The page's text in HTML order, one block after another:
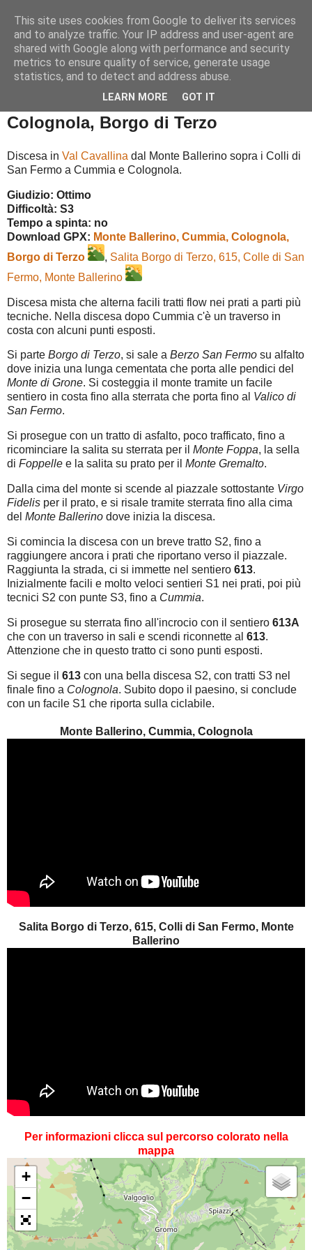
Monte Ballerino, Cummia,
Colognola, Borgo di Terzo
Discesa in Val Cavallina dal Monte Ballerino sopra i Colli di
San Fermo a Cummia e Colognola.
Giudizio: Ottimo
Difficoltà: S3
Tempo a spinta: no
Download GPX: Monte Ballerino, Cummia, Colognola,
Borgo di Terzo
, Salita Borgo di Terzo, 615, Colle di San
Fermo, Monte Ballerino
Discesa mista che alterna facili tratti flow nei prati a parti più
tecniche. Nella discesa dopo Cummia c'è un traverso in
costa con alcuni punti esposti.
Si parte Borgo di Terzo, si sale a Berzo San Fermo su alfalto
dove inizia una lunga cementata che porta alle pendici del
Monte di Grone. Si costeggia il monte tramite un facile
sentiero in costa fino alla sterrata che porta fino al Valico di
San Fermo.
Si prosegue con un tratto di asfalto, poco trafficato, fino a
ricominciare la salita su sterrata per il Monte Foppa, la sella
di Foppelle e la salita su prato per il Monte Gremalto.
Dalla cima del monte si scende al piazzale sottostante Virgo
Fidelis per il prato, e si risale tramite sterrata fino alla cima
del Monte Ballerino dove inizia la discesa.
Si comincia la discesa con un breve tratto S2, fino a
raggiungere ancora i prati che riportano verso il piazzale.
Raggiunta la strada, ci si immette nel sentiero 613.
Inizialmente facili e molto veloci sentieri S1 nei prati, poi più
tecnici S2 con punte S3, fino a Cummia.
Si prosegue su sterrata fino all'incrocio con il sentiero 613A
che con un traverso in sali e scendi riconnette al 613.
Attenzione che in questo tratto ci sono punti esposti.
Si segue il 613 con una bella discesa S2, con tratti S3 nel
finale fino a Colognola. Subito dopo il paesino, si conclude
con un facile S1 che riporta sulla ciclabile.
Monte Ballerino, Cummia, Colognola
Salita Borgo di Terzo, 615, Colli di San Fermo, Monte
Ballerino
Per informazioni clicca sul percorso colorato nella
mappa
+
−
This site uses cookies from Google to deliver its services
and to analyze traffic. Your IP address and user-agent are
shared with Google along with performance and security
metrics to ensure quality of service, generate usage
statistics, and to detect and address abuse.
LEARN MORE GOT IT